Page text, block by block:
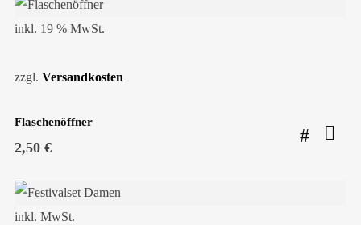
inkl. 19 % MwSt.
zzgl. Versandkosten
Flaschenöffner
2,50 €
SALE!
inkl. MwSt.